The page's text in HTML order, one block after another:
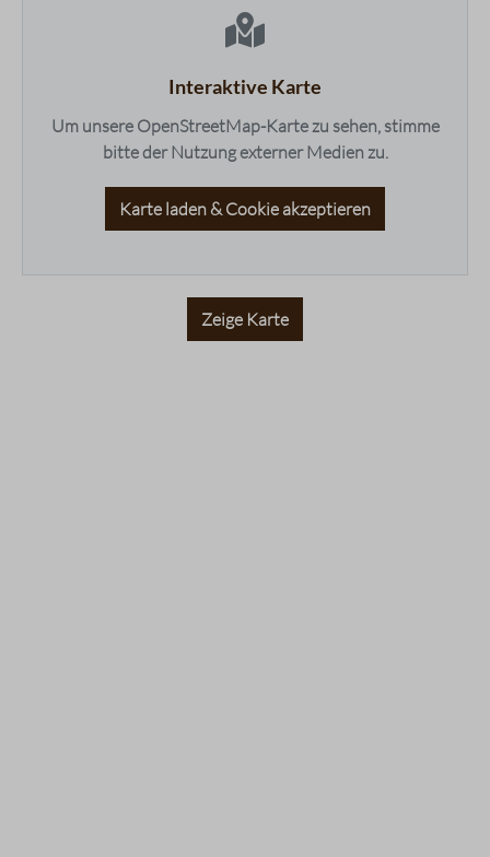
Interaktive Karte
Um unsere OpenStreetMap-Karte zu sehen, stimme
bitte der Nutzung externer Medien zu.
Karte laden & Cookie akzeptieren
Zeige Karte